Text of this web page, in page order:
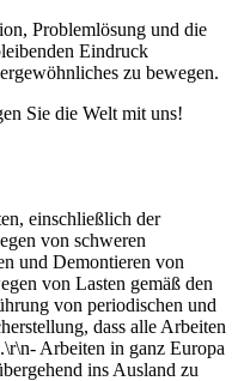
Problemlösung und die
Eindruck
zu bewegen.
Sie die Welt mit uns!
einschließlich der
von schweren
und Demontieren von
von Lasten gemäß den
von periodischen und
dass alle Arbeiten
Arbeiten in ganz Europa
ins Ausland zu